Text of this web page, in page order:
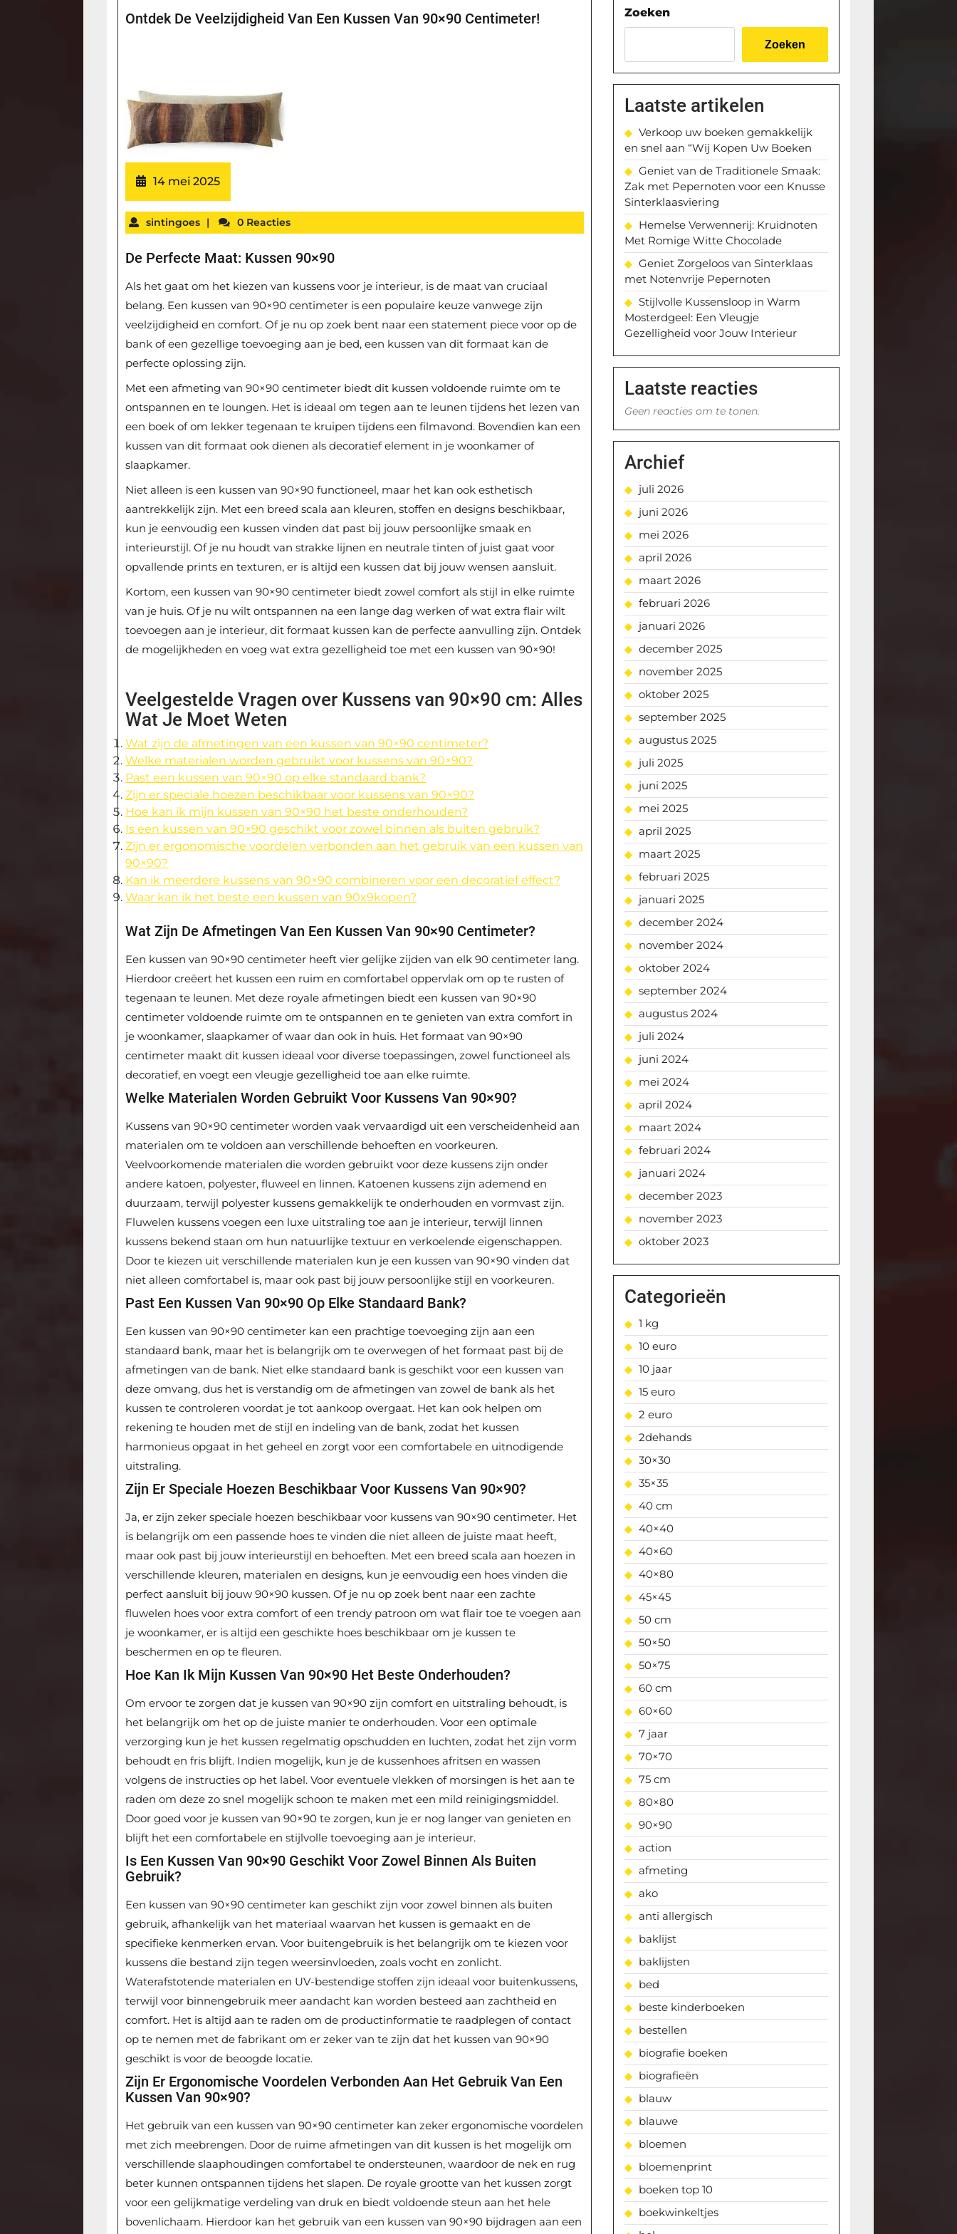
Ontdek De Veelzijdigheid Van Een Kussen Van 90×90 Centimeter!
14 mei 2025
sintingoes | 0 Reacties
De Perfecte Maat: Kussen 90×90
Als het gaat om het kiezen van kussens voor je interieur, is de maat van cruciaal
belang. Een kussen van 90×90 centimeter is een populaire keuze vanwege zijn
veelzijdigheid en comfort. Of je nu op zoek bent naar een statement piece voor op de
bank of een gezellige toevoeging aan je bed, een kussen van dit formaat kan de
perfecte oplossing zijn.
Met een afmeting van 90×90 centimeter biedt dit kussen voldoende ruimte om te
ontspannen en te loungen. Het is ideaal om tegen aan te leunen tijdens het lezen van
een boek of om lekker tegenaan te kruipen tijdens een filmavond. Bovendien kan een
kussen van dit formaat ook dienen als decoratief element in je woonkamer of
slaapkamer.
Niet alleen is een kussen van 90×90 functioneel, maar het kan ook esthetisch
aantrekkelijk zijn. Met een breed scala aan kleuren, stoffen en designs beschikbaar,
kun je eenvoudig een kussen vinden dat past bij jouw persoonlijke smaak en
interieurstijl. Of je nu houdt van strakke lijnen en neutrale tinten of juist gaat voor
opvallende prints en texturen, er is altijd een kussen dat bij jouw wensen aansluit.
Kortom, een kussen van 90×90 centimeter biedt zowel comfort als stijl in elke ruimte
van je huis. Of je nu wilt ontspannen na een lange dag werken of wat extra flair wilt
toevoegen aan je interieur, dit formaat kussen kan de perfecte aanvulling zijn. Ontdek
de mogelijkheden en voeg wat extra gezelligheid toe met een kussen van 90×90!
Veelgestelde Vragen over Kussens van 90×90 cm: Alles
Wat Je Moet Weten
Wat zijn de afmetingen van een kussen van 90×90 centimeter?
Welke materialen worden gebruikt voor kussens van 90×90?
Past een kussen van 90×90 op elke standaard bank?
Zijn er speciale hoezen beschikbaar voor kussens van 90×90?
Hoe kan ik mijn kussen van 90×90 het beste onderhouden?
Is een kussen van 90×90 geschikt voor zowel binnen als buiten gebruik?
Zijn er ergonomische voordelen verbonden aan het gebruik van een kussen van
90×90?
Kan ik meerdere kussens van 90×90 combineren voor een decoratief effect?
Waar kan ik het beste een kussen van 90x9kopen?
Wat Zijn De Afmetingen Van Een Kussen Van 90×90 Centimeter?
Een kussen van 90×90 centimeter heeft vier gelijke zijden van elk 90 centimeter lang.
Hierdoor creëert het kussen een ruim en comfortabel oppervlak om op te rusten of
tegenaan te leunen. Met deze royale afmetingen biedt een kussen van 90×90
centimeter voldoende ruimte om te ontspannen en te genieten van extra comfort in
je woonkamer, slaapkamer of waar dan ook in huis. Het formaat van 90×90
centimeter maakt dit kussen ideaal voor diverse toepassingen, zowel functioneel als
decoratief, en voegt een vleugje gezelligheid toe aan elke ruimte.
Welke Materialen Worden Gebruikt Voor Kussens Van 90×90?
Kussens van 90×90 centimeter worden vaak vervaardigd uit een verscheidenheid aan
materialen om te voldoen aan verschillende behoeften en voorkeuren.
Veelvoorkomende materialen die worden gebruikt voor deze kussens zijn onder
andere katoen, polyester, fluweel en linnen. Katoenen kussens zijn ademend en
duurzaam, terwijl polyester kussens gemakkelijk te onderhouden en vormvast zijn.
Fluwelen kussens voegen een luxe uitstraling toe aan je interieur, terwijl linnen
kussens bekend staan om hun natuurlijke textuur en verkoelende eigenschappen.
Door te kiezen uit verschillende materialen kun je een kussen van 90×90 vinden dat
niet alleen comfortabel is, maar ook past bij jouw persoonlijke stijl en voorkeuren.
Past Een Kussen Van 90×90 Op Elke Standaard Bank?
Een kussen van 90×90 centimeter kan een prachtige toevoeging zijn aan een
standaard bank, maar het is belangrijk om te overwegen of het formaat past bij de
afmetingen van de bank. Niet elke standaard bank is geschikt voor een kussen van
deze omvang, dus het is verstandig om de afmetingen van zowel de bank als het
kussen te controleren voordat je tot aankoop overgaat. Het kan ook helpen om
rekening te houden met de stijl en indeling van de bank, zodat het kussen
harmonieus opgaat in het geheel en zorgt voor een comfortabele en uitnodigende
uitstraling.
Zijn Er Speciale Hoezen Beschikbaar Voor Kussens Van 90×90?
Ja, er zijn zeker speciale hoezen beschikbaar voor kussens van 90×90 centimeter. Het
is belangrijk om een passende hoes te vinden die niet alleen de juiste maat heeft,
maar ook past bij jouw interieurstijl en behoeften. Met een breed scala aan hoezen in
verschillende kleuren, materialen en designs, kun je eenvoudig een hoes vinden die
perfect aansluit bij jouw 90×90 kussen. Of je nu op zoek bent naar een zachte
fluwelen hoes voor extra comfort of een trendy patroon om wat flair toe te voegen aan
je woonkamer, er is altijd een geschikte hoes beschikbaar om je kussen te
beschermen en op te fleuren.
Hoe Kan Ik Mijn Kussen Van 90×90 Het Beste Onderhouden?
Om ervoor te zorgen dat je kussen van 90×90 zijn comfort en uitstraling behoudt, is
het belangrijk om het op de juiste manier te onderhouden. Voor een optimale
verzorging kun je het kussen regelmatig opschudden en luchten, zodat het zijn vorm
behoudt en fris blijft. Indien mogelijk, kun je de kussenhoes afritsen en wassen
volgens de instructies op het label. Voor eventuele vlekken of morsingen is het aan te
raden om deze zo snel mogelijk schoon te maken met een mild reinigingsmiddel.
Door goed voor je kussen van 90×90 te zorgen, kun je er nog langer van genieten en
blijft het een comfortabele en stijlvolle toevoeging aan je interieur.
Is Een Kussen Van 90×90 Geschikt Voor Zowel Binnen Als Buiten
Gebruik?
Een kussen van 90×90 centimeter kan geschikt zijn voor zowel binnen als buiten
gebruik, afhankelijk van het materiaal waarvan het kussen is gemaakt en de
specifieke kenmerken ervan. Voor buitengebruik is het belangrijk om te kiezen voor
kussens die bestand zijn tegen weersinvloeden, zoals vocht en zonlicht.
Waterafstotende materialen en UV-bestendige stoffen zijn ideaal voor buitenkussens,
terwijl voor binnengebruik meer aandacht kan worden besteed aan zachtheid en
comfort. Het is altijd aan te raden om de productinformatie te raadplegen of contact
op te nemen met de fabrikant om er zeker van te zijn dat het kussen van 90×90
geschikt is voor de beoogde locatie.
Zijn Er Ergonomische Voordelen Verbonden Aan Het Gebruik Van Een
Kussen Van 90×90?
Het gebruik van een kussen van 90×90 centimeter kan zeker ergonomische voordelen
met zich meebrengen. Door de ruime afmetingen van dit kussen is het mogelijk om
verschillende slaaphoudingen comfortabel te ondersteunen, waardoor de nek en rug
beter kunnen ontspannen tijdens het slapen. De royale grootte van het kussen zorgt
voor een gelijkmatige verdeling van druk en biedt voldoende steun aan het hele
bovenlichaam. Hierdoor kan het gebruik van een kussen van 90×90 bijdragen aan een
Zoeken
Zoeken
Laatste artikelen
Verkoop uw boeken gemakkelijk
en snel aan “Wij Kopen Uw Boeken
Geniet van de Traditionele Smaak:
Zak met Pepernoten voor een Knusse
Sinterklaasviering
Hemelse Verwennerij: Kruidnoten
Met Romige Witte Chocolade
Geniet Zorgeloos van Sinterklaas
met Notenvrije Pepernoten
Stijlvolle Kussensloop in Warm
Mosterdgeel: Een Vleugje
Gezelligheid voor Jouw Interieur
Laatste reacties
Geen reacties om te tonen.
Archief
juli 2026
juni 2026
mei 2026
april 2026
maart 2026
februari 2026
januari 2026
december 2025
november 2025
oktober 2025
september 2025
augustus 2025
juli 2025
juni 2025
mei 2025
april 2025
maart 2025
februari 2025
januari 2025
december 2024
november 2024
oktober 2024
september 2024
augustus 2024
juli 2024
juni 2024
mei 2024
april 2024
maart 2024
februari 2024
januari 2024
december 2023
november 2023
oktober 2023
Categorieën
1 kg
10 euro
10 jaar
15 euro
2 euro
2dehands
30×30
35×35
40 cm
40×40
40×60
40×80
45×45
50 cm
50×50
50×75
60 cm
60×60
7 jaar
70×70
75 cm
80×80
90×90
action
afmeting
ako
anti allergisch
baklijst
baklijsten
bed
beste kinderboeken
bestellen
biografie boeken
biografieën
blauw
blauwe
bloemen
bloemenprint
boeken top 10
boekwinkeltjes